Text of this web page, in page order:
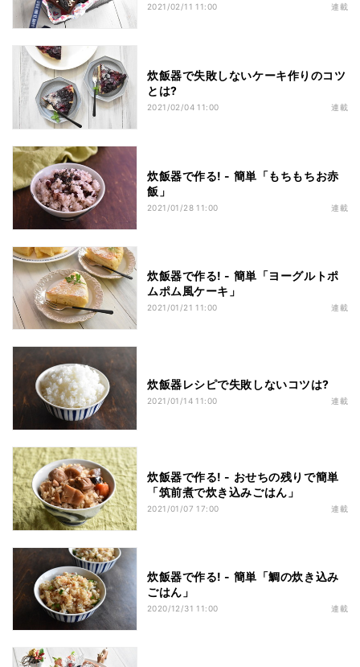
2021/02/11 11:00 連載
炊飯器で失敗しないケーキ作りのコツ
とは?
2021/02/04 11:00 連載
炊飯器で作る! - 簡単「もちもちお赤
飯」
2021/01/28 11:00 連載
炊飯器で作る! - 簡単「ヨーグルトポ
ムポム風ケーキ」
2021/01/21 11:00 連載
炊飯器レシピで失敗しないコツは?
2021/01/14 11:00 連載
炊飯器で作る! - おせちの残りで簡単
「筑前煮で炊き込みごはん」
2021/01/07 17:00 連載
炊飯器で作る! - 簡単「鯛の炊き込み
ごはん」
2020/12/31 11:00 連載